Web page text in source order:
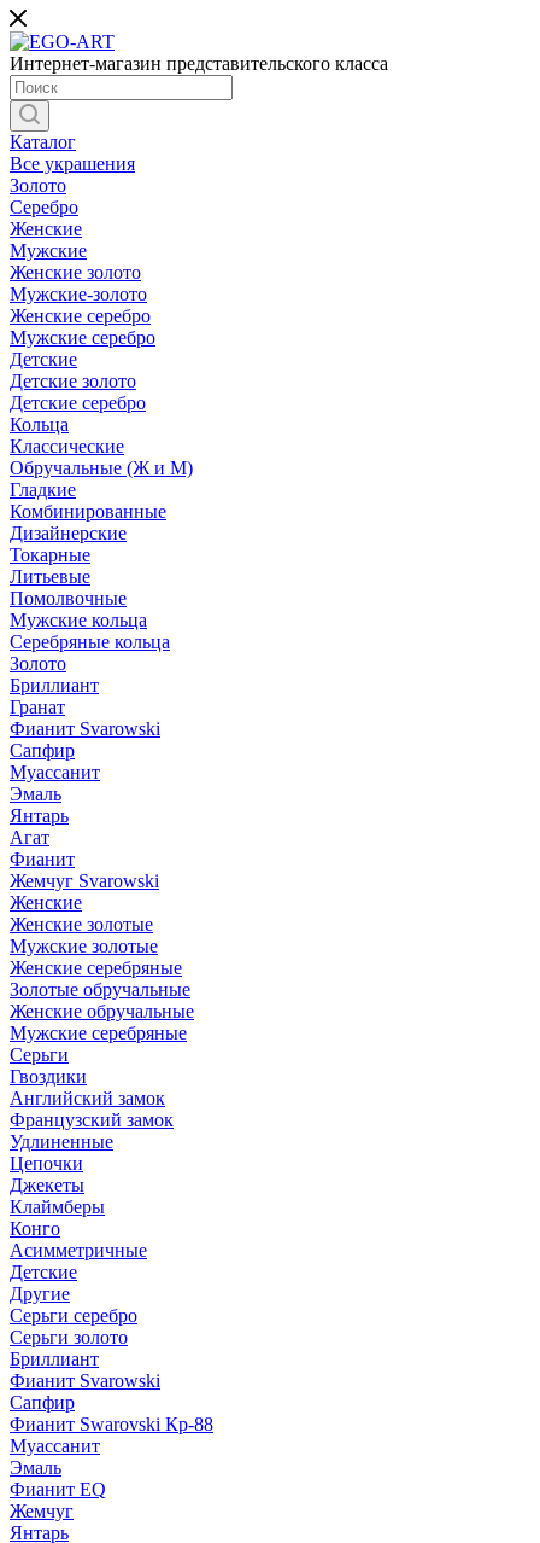
Интернет-магазин представительского класса
Каталог
Все украшения
Золото
Серебро
Женские
Мужские
Женские золото
Мужские-золото
Женские серебро
Мужские серебро
Детские
Детские золото
Детские серебро
Кольца
Классические
Обручальные (Ж и М)
Гладкие
Комбинированные
Дизайнерские
Токарные
Литьевые
Помолвочные
Мужские кольца
Серебряные кольца
Золото
Бриллиант
Гранат
Фианит Svarowski
Сапфир
Муассанит
Эмаль
Янтарь
Агат
Фианит
Жемчуг Svarowski
Женские
Женские золотые
Мужские золотые
Женские серебряные
Золотые обручальные
Женские обручальные
Мужские серебряные
Серьги
Гвоздики
Английский замок
Французский замок
Удлиненные
Цепочки
Джекеты
Клаймберы
Конго
Асимметричные
Детские
Другие
Серьги серебро
Серьги золото
Бриллиант
Фианит Svarowski
Сапфир
Фианит Swarovski Кр-88
Муассанит
Эмаль
Фианит EQ
Жемчуг
Янтарь